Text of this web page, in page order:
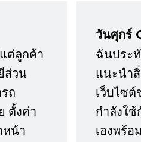
ต่ลูกค้า
ส่วน
ถ
ตั้งค่า
หน้า
วันศุกร์
ฉันประ
แนะนำ
เว็บไซ
กำลังใ
เองพร้